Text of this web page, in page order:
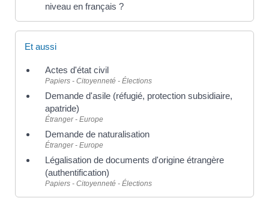
niveau en français ?
Et aussi
Actes d'état civil
Papiers - Citoyenneté - Élections
Demande d'asile (réfugié, protection subsidiaire,
apatride)
Étranger - Europe
Demande de naturalisation
Étranger - Europe
Légalisation de documents d'origine étrangère
(authentification)
Papiers - Citoyenneté - Élections